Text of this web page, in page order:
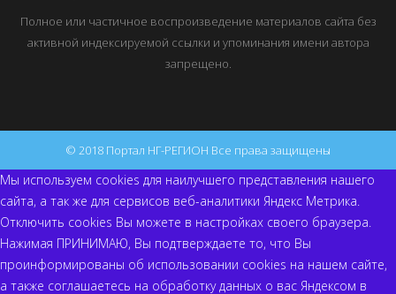
Полное или частичное воспроизведение материалов сайта без
активной индексируемой ссылки и упоминания имени автора
запрещено.
© 2018 Портал НГ-РЕГИОН Все права защищены
Мы используем cookies для наилучшего представления нашего
сайта, а так же для сервисов веб-аналитики Яндекс Метрика.
Отключить cookies Вы можете в настройках своего браузера.
Нажимая ПРИНИМАЮ, Вы подтверждаете то, что Вы
проинформированы об использовании cookies на нашем сайте,
а также соглашаетесь на обработку данных о вас Яндексом в